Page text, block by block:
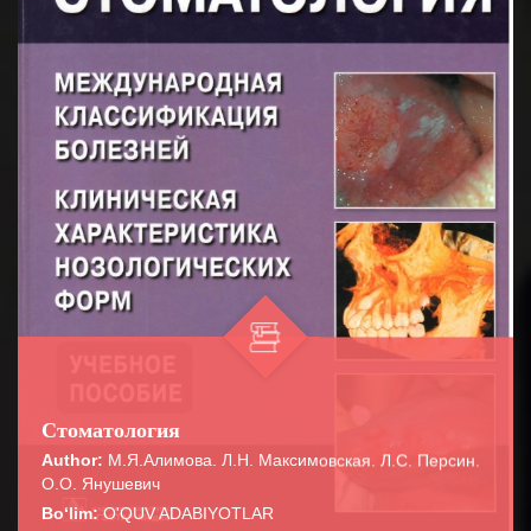
Стоматология
Author: М.Я.Алимова. Л.Н. Максимовская. Л.С. Персин.
О.О. Янушевич
Bo‘lim: O'QUV ADABIYOTLAR